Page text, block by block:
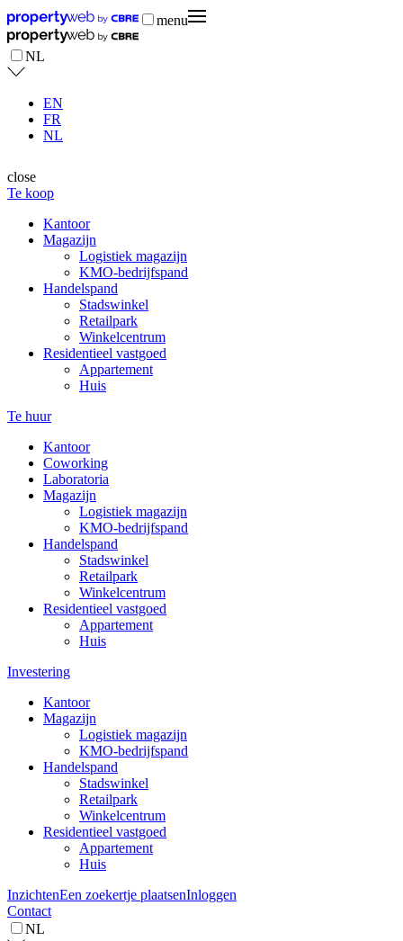
menu
NL
EN
FR
NL
close
Te koop
Kantoor
Magazijn
Logistiek magazijn
KMO-bedrijfspand
Handelspand
Stadswinkel
Retailpark
Winkelcentrum
Residentieel vastgoed
Appartement
Huis
Te huur
Kantoor
Coworking
Laboratoria
Magazijn
Logistiek magazijn
KMO-bedrijfspand
Handelspand
Stadswinkel
Retailpark
Winkelcentrum
Residentieel vastgoed
Appartement
Huis
Investering
Kantoor
Magazijn
Logistiek magazijn
KMO-bedrijfspand
Handelspand
Stadswinkel
Retailpark
Winkelcentrum
Residentieel vastgoed
Appartement
Huis
InzichtenEen zoekertje plaatsenInloggen
Contact
NL